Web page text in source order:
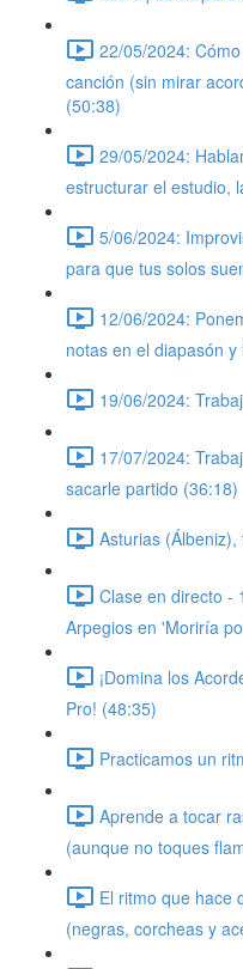
22/05/2024:
canción (sin mirar
(50:38)
29/05/2024:
estructurar el estudio,
5/06/2024:
para que tus solos
12/06/2024:
notas en el diapasón
19/06/2024:
17/07/2024:
sacarle partido (36:18)
Asturias
Clase en directo -
Arpegios en 'Moriría
¡Domina los
Pro! (48:35)
Practicamos un
Aprende a tocar
(aunque no toques
El ritmo que hace
(negras, corcheas y